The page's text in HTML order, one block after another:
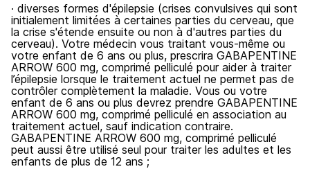
· diverses formes d'épilepsie (crises convulsives qui sont
initialement limitées à certaines parties du cerveau, que
la crise s'étende ensuite ou non à d'autres parties du
cerveau). Votre médecin vous traitant vous-même ou
votre enfant de 6 ans ou plus, prescrira GABAPENTINE
ARROW 600 mg, comprimé pelliculé pour aider à traiter
l’épilepsie lorsque le traitement actuel ne permet pas de
contrôler complètement la maladie. Vous ou votre
enfant de 6 ans ou plus devrez prendre GABAPENTINE
ARROW 600 mg, comprimé pelliculé en association au
traitement actuel, sauf indication contraire.
GABAPENTINE ARROW 600 mg, comprimé pelliculé
peut aussi être utilisé seul pour traiter les adultes et les
enfants de plus de 12 ans ;